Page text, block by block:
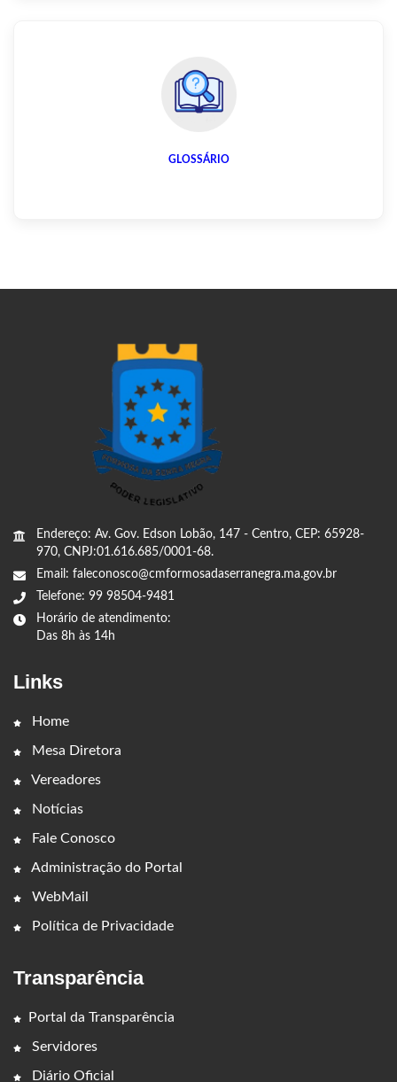
GLOSSÁRIO
Endereço: Av. Gov. Edson Lobão, 147 - Centro, CEP: 65928-
970, CNPJ:01.616.685/0001-68.
Email: faleconosco@cmformosadaserranegra.ma.gov.br
Telefone: 99 98504-9481
Horário de atendimento:
Das 8h às 14h
Links
Home
Mesa Diretora
Vereadores
Notícias
Fale Conosco
Administração do Portal
WebMail
Política de Privacidade
Transparência
Portal da Transparência
Servidores
Diário Oficial